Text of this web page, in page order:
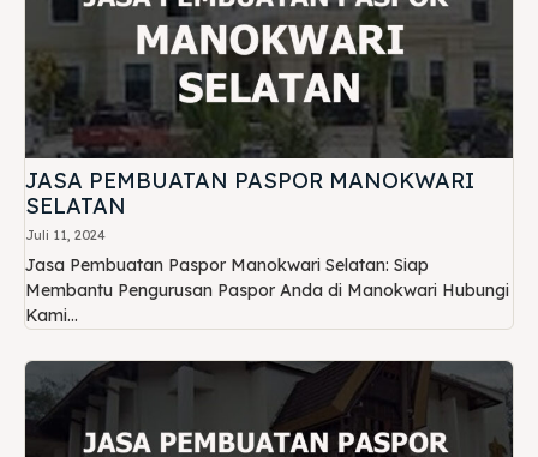
JASA PEMBUATAN PASPOR MANOKWARI
SELATAN
Juli 11, 2024
Jasa Pembuatan Paspor Manokwari Selatan: Siap
Membantu Pengurusan Paspor Anda di Manokwari Hubungi
Kami...